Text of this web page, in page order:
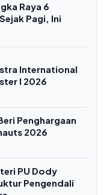
Raya 6
Pagi, Ini
International
I 2026
Penghargaan
2026
PU Dody
Pengendali